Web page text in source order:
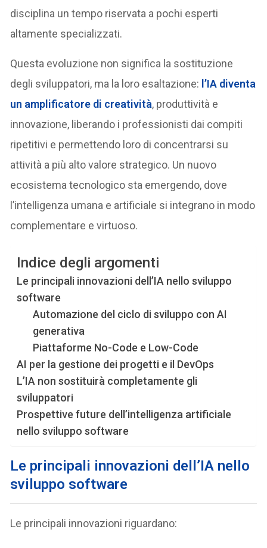
disciplina un tempo riservata a pochi esperti
altamente specializzati.
Questa evoluzione non significa la sostituzione
degli sviluppatori, ma la loro esaltazione: l’IA diventa
un amplificatore di creatività, produttività e
innovazione, liberando i professionisti dai compiti
ripetitivi e permettendo loro di concentrarsi su
attività a più alto valore strategico. Un nuovo
ecosistema tecnologico sta emergendo, dove
l’intelligenza umana e artificiale si integrano in modo
complementare e virtuoso.
Indice degli argomenti
Le principali innovazioni dell’IA nello sviluppo
software
Automazione del ciclo di sviluppo con AI
generativa
Piattaforme No-Code e Low-Code
AI per la gestione dei progetti e il DevOps
L’IA non sostituirà completamente gli
sviluppatori
Prospettive future dell’intelligenza artificiale
nello sviluppo software
Le principali innovazioni dell’IA nello
sviluppo software
Le principali innovazioni riguardano: